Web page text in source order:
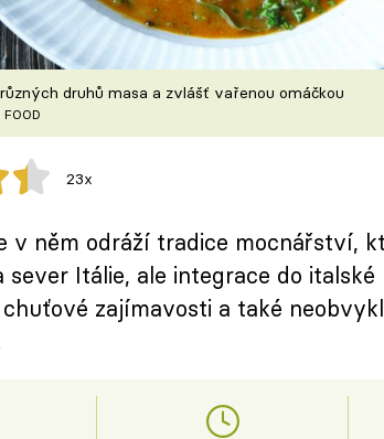
druhů masa a zvlášť vařenou omáčkou
23x
v něm odráží tradice mocnářství,
sever Itálie, ale integrace do
zajímavosti a také